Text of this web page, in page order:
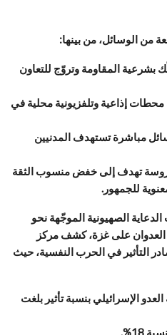
من الوسائل، من بينها:
المقاومة وتروّج للتعاون
إذاعية وتلفزيونية محلية في
مباشرة تستهدف المدنيين
تهدف إلى خفض منسوب الثقة
للجمهور.
الصهيونية الموجّهة نحو
على غزة، كشف مركز
التأثير في الحرب النفسية، حيث
الإسرائيلي بنسبة تأثير بلغت